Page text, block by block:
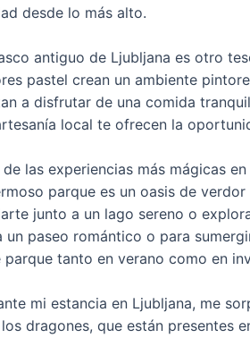
desde lo más alto.
antiguo de Ljubljana es otro
pastel crean un ambiente
a disfrutar de una comida
local te ofrecen la
de las experiencias más mágicas
parque es un oasis de
junto a un lago sereno o
un paseo romántico o para
parque tanto en verano como en
mi estancia en Ljubljana, me
dragones, que están presentes